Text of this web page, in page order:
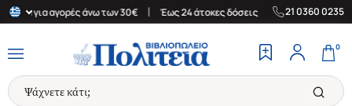
για αγορές άνω των 30€ Έως 24 άτοκες δόσεις | Δωρεάν
21 0360 0235
0